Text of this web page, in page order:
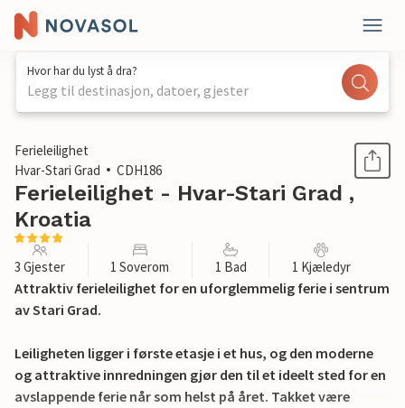
Hvor har du lyst å dra?
Legg til destinasjon, datoer, gjester
1 / 21
Ferieleilighet
Hvar-Stari Grad
CDH186
Ferieleilighet - Hvar-Stari Grad ,
Kroatia
3 Gjester 1 Soverom 1 Bad 1 Kjæledyr
Attraktiv ferieleilighet for en uforglemmelig ferie i sentrum
av Stari Grad.
Leiligheten ligger i første etasje i et hus, og den moderne
og attraktive innredningen gjør den til et ideelt sted for en
avslappende ferie når som helst på året. Takket være